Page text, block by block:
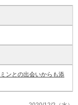
ンとの出会いからも添